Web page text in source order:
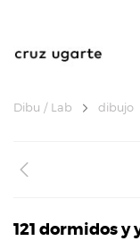
Dibu / Lab dibujo
121 dormidos y